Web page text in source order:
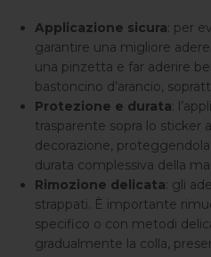
Applicazione sicura: per
garantire una migliore
una pinzetta e far aderire
bastoncino d’arancio,
Protezione e durata:
trasparente sopra lo sticker
decorazione,
durata complessiva della
Rimozione delicata: gli
strappati. È importante
specifico o con metodi
gradualmente la colla,